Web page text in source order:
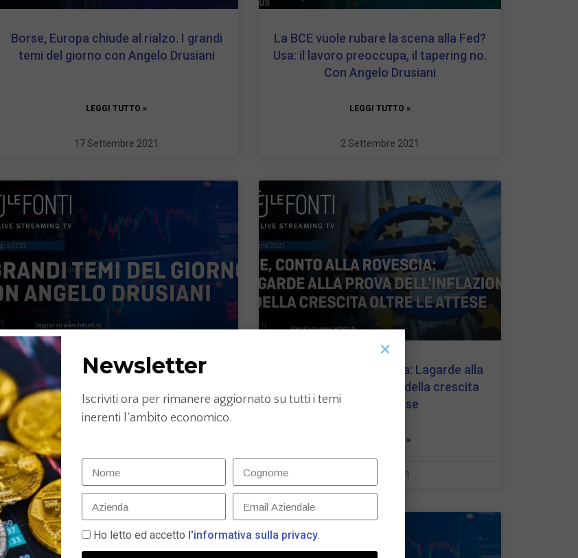
Borse, Europa chiude al rialzo. I grandi
temi del giorno con Angelo Drusiani
LEGGI TUTTO »
17 Settembre 2021
La BCE vuole rubare la scena alla Fed?
Usa: il lavoro preoccupa, il tapering no.
Con Angelo Drusiani
LEGGI TUTTO »
2 Settembre 2021
I grandi temi del giorno con Angelo
29 Giugno 2021
Bce, conto alla rovescia: Lagarde alla
prova dell’inflazione e della crescita
oltre le attese
LEGGI TUTTO »
7 Giugno 2021
Newsletter
Iscriviti ora per rimanere aggiornato su tutti i temi
inerenti l’ambito economico.
Ho letto ed accetto l'informativa sulla privacy.